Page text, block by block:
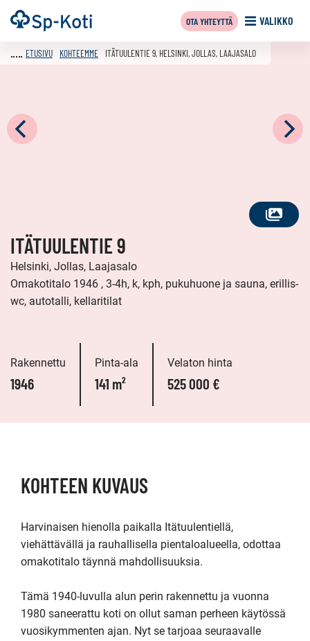
Siirry
sisältöön
Etusivu VALIKKO
OTA YHTEYTTÄ
KATSO
ETUSIVU KOHTEEMME ITÄTUULENTIE 9, HELSINKI, JOLLAS, LAAJASALO
ITÄTUULENTIE 9
Helsinki, Jollas, Laajasalo
Omakotitalo 1946 , 3-4h, k, kph, pukuhuone ja sauna, erillis-
wc, autotalli, kellaritilat
Rakennettu
1946
Pinta-ala
141 m²
Velaton hinta
525 000 €
KOHTEEN KUVAUS
Harvinaisen hienolla paikalla Itätuulentiellä,
viehättävällä ja rauhallisella pientaloalueella, odottaa
omakotitalo täynnä mahdollisuuksia.
Tämä 1940-luvulla alun perin rakennettu ja vuonna
1980 saneerattu koti on ollut saman perheen käytössä
vuosikymmenten ajan. Nyt se tarjoaa seuraavalle